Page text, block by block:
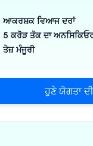
ਅਤੇ ਉਦਯੋਗਿਕ
ਅਤੇ ਮੈਡੀਕਲ
ਅਤੇ ਛੋਟੇ ਉਪਕਰਣ
ਆਕਰਸ਼ਕ ਵਿਆਜ ਦਰਾਂ
5 ਕਰੋੜ ਤੱਕ ਦਾ
ਤੇਜ਼ ਮੰਜੂਰੀ
ਹੁਣੇ ਯੋਗਤਾ